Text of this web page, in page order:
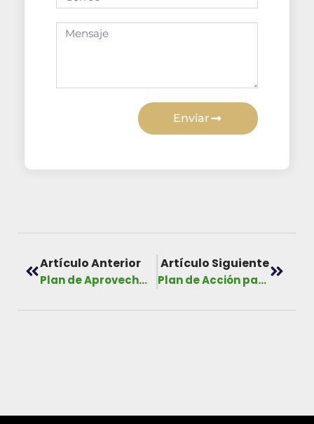
Enviar
Artículo Anterior
Plan de Aprovechamiento Pesquero Sostenible en el Parque Nacional Coiba
Artículo Siguiente
Plan de Acción para el Desarrollo del Turismo Verde en Áreas Protegidas, Año 2016 – 2026